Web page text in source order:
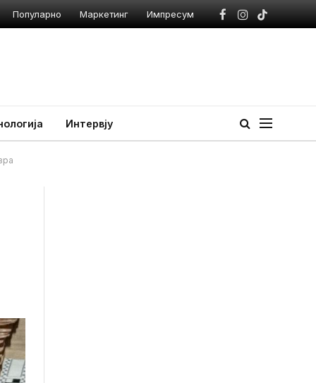
Популарно Маркетинг Импресум
Facebook
Instagram
TikTok
Интервју